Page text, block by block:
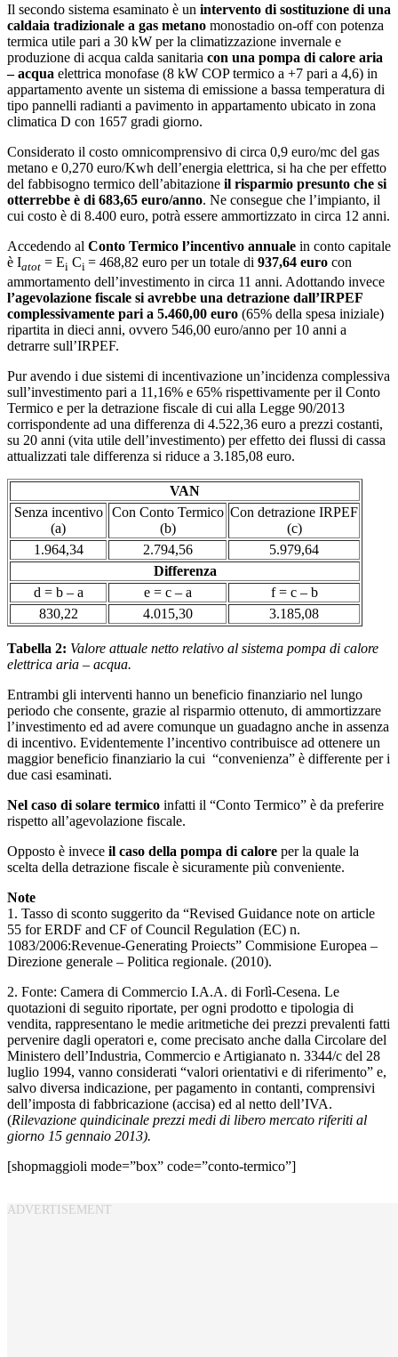
Il secondo sistema esaminato è un intervento di sostituzione di una
caldaia tradizionale a gas metano monostadio on-off con potenza
termica utile pari a 30 kW per la climatizzazione invernale e
produzione di acqua calda sanitaria con una pompa di calore aria
– acqua elettrica monofase (8 kW COP termico a +7 pari a 4,6) in
appartamento avente un sistema di emissione a bassa temperatura di
tipo pannelli radianti a pavimento in appartamento ubicato in zona
climatica D con 1657 gradi giorno.
Considerato il costo omnicomprensivo di circa 0,9 euro/mc del gas
metano e 0,270 euro/Kwh dell’energia elettrica, si ha che per effetto
del fabbisogno termico dell’abitazione il risparmio presunto che si
otterrebbe è di 683,65 euro/anno. Ne consegue che l’impianto, il
cui costo è di 8.400 euro, potrà essere ammortizzato in circa 12 anni.
Accedendo al Conto Termico l’incentivo annuale in conto capitale
è Iatot = Ei Ci = 468,82 euro per un totale di 937,64 euro con
ammortamento dell’investimento in circa 11 anni. Adottando invece
l’agevolazione fiscale si avrebbe una detrazione dall’IRPEF
complessivamente pari a 5.460,00 euro (65% della spesa iniziale)
ripartita in dieci anni, ovvero 546,00 euro/anno per 10 anni a
detrarre sull’IRPEF.
Pur avendo i due sistemi di incentivazione un’incidenza complessiva
sull’investimento pari a 11,16% e 65% rispettivamente per il Conto
Termico e per la detrazione fiscale di cui alla Legge 90/2013
corrispondente ad una differenza di 4.522,36 euro a prezzi costanti,
su 20 anni (vita utile dell’investimento) per effetto dei flussi di cassa
attualizzati tale differenza si riduce a 3.185,08 euro.
VAN
Senza incentivo
(a)
Con Conto Termico
(b)
Con detrazione IRPEF
(c)
1.964,34
2.794,56
5.979,64
Differenza
d = b – a
e = c – a
f = c – b
830,22
4.015,30 3.185,08
Tabella 2: Valore attuale netto relativo al sistema pompa di calore
elettrica aria – acqua.
Entrambi gli interventi hanno un beneficio finanziario nel lungo
periodo che consente, grazie al risparmio ottenuto, di ammortizzare
l’investimento ed ad avere comunque un guadagno anche in assenza
di incentivo. Evidentemente l’incentivo contribuisce ad ottenere un
maggior beneficio finanziario la cui “convenienza” è differente per i
due casi esaminati.
Nel caso di solare termico infatti il “Conto Termico” è da preferire
rispetto all’agevolazione fiscale.
Opposto è invece il caso della pompa di calore per la quale la
scelta della detrazione fiscale è sicuramente più conveniente.
Note
1. Tasso di sconto suggerito da “Revised Guidance note on article
55 for ERDF and CF of Council Regulation (EC) n.
1083/2006:Revenue-Generating Proiects” Commisione Europea –
Direzione generale – Politica regionale. (2010).
2. Fonte: Camera di Commercio I.A.A. di Forlì-Cesena. Le
quotazioni di seguito riportate, per ogni prodotto e tipologia di
vendita, rappresentano le medie aritmetiche dei prezzi prevalenti fatti
pervenire dagli operatori e, come precisato anche dalla Circolare del
Ministero dell’Industria, Commercio e Artigianato n. 3344/c del 28
luglio 1994, vanno considerati “valori orientativi e di riferimento” e,
salvo diversa indicazione, per pagamento in contanti, comprensivi
dell’imposta di fabbricazione (accisa) ed al netto dell’IVA.
(Rilevazione quindicinale prezzi medi di libero mercato riferiti al
giorno 15 gennaio 2013).
[shopmaggioli mode=”box” code=”conto-termico”]